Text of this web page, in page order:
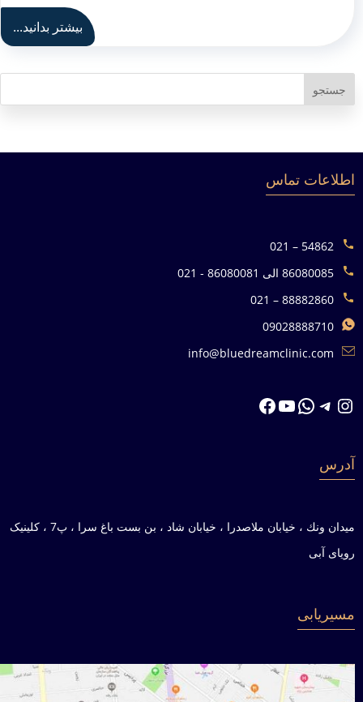
بیشتر بدانید...
جستجو
اطلاعات تماس
54862 – 021
86080085 الی 86080081 - 021
88882860 – 021
09028888710
info@bluedreamclinic.com
اینستاگرم
تلگرام
واتس‌اپ
یوتیوبفیس‌بوک
آدرس
ميدان ونك ، خيابان ملاصدرا ، خيابان شاد ، بن بست باغ سرا ، پ7 ، کلینیک
رویای آبی
مسیریابی